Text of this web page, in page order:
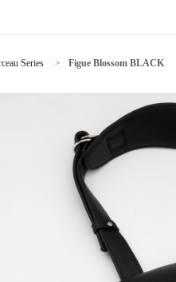
Series Figue Blossom BLACK